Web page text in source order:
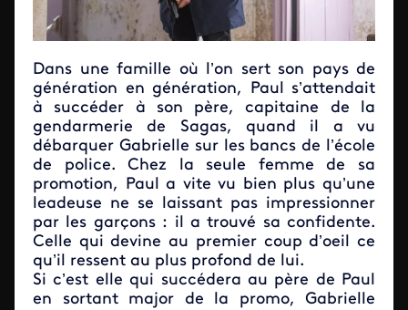
Dans une famille où l’on sert son pays de
génération en génération, Paul s’attendait
à succéder à son père, capitaine de la
gendarmerie de Sagas, quand il a vu
débarquer Gabrielle sur les bancs de l’école
de police. Chez la seule femme de sa
promotion, Paul a vite vu bien plus qu’une
leadeuse ne se laissant pas impressionner
par les garçons : il a trouvé sa confidente.
Celle qui devine au premier coup d’oeil ce
qu’il ressent au plus profond de lui.
Si c’est elle qui succédera au père de Paul
en sortant major de la promo, Gabrielle